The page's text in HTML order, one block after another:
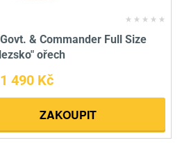
& Commander Full Size
ořech
1 490 Kč
ZAKOUPIT